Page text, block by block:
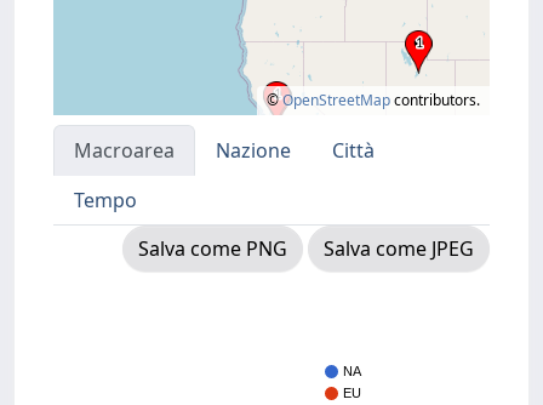
©OpenStreetMapcontributors.
Macroarea Nazione
Città
Tempo
Salva come PNG
Salva come JPEG
NA
EU